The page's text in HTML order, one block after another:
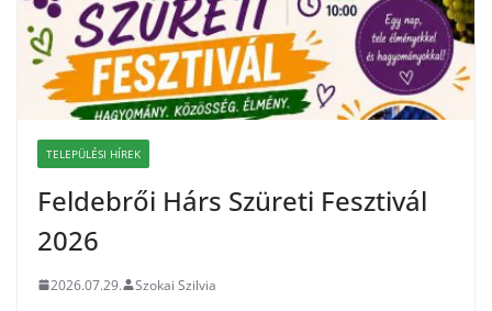
TELEPÜLÉSI HÍREK
Feldebrői Hárs Szüreti Fesztivál
2026
2026.07.29. Szokai Szilvia